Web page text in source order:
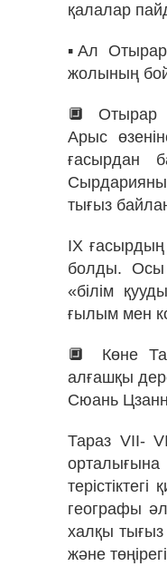
қалалар
▪️Ал
жолының
🔲 Отырар
Арыс
ғасырдан
тығыз
IX ғасырдың
болды. Осы
«білім
ғылым мен
🔲 Көне
алғашқы
Сюань
Тараз VII-
географы
халқы
және